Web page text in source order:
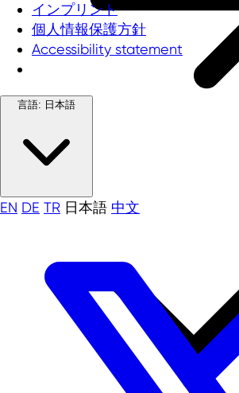
インプリント
個人情報保護方針
Accessibility statement
言語: 日本語
EN DE TR 日本語 中文